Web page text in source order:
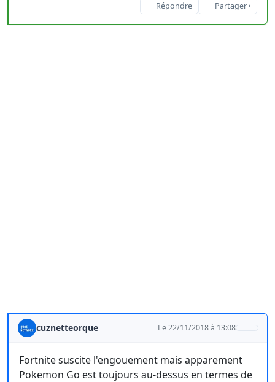
Répondre Partager
cuznetteorque Le 22/11/2018 à 13:08
Fortnite suscite l'engouement mais apparement
Pokemon Go est toujours au-dessus en termes de